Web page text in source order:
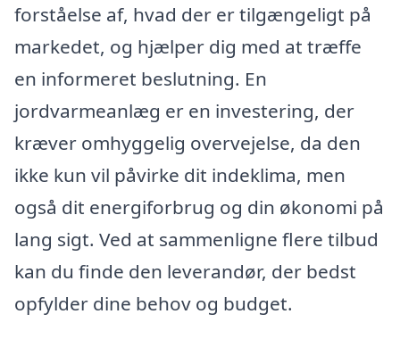
forståelse af, hvad der er tilgængeligt på
markedet, og hjælper dig med at træffe
en informeret beslutning. En
jordvarmeanlæg er en investering, der
kræver omhyggelig overvejelse, da den
ikke kun vil påvirke dit indeklima, men
også dit energiforbrug og din økonomi på
lang sigt. Ved at sammenligne flere tilbud
kan du finde den leverandør, der bedst
opfylder dine behov og budget.